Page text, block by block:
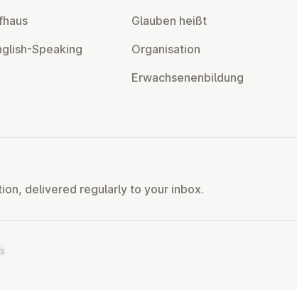
Speaking
Glauben heißt
Or­gan­isa­tion
Er­wach­sen­en­bildung
delivered regularly to your inbox.